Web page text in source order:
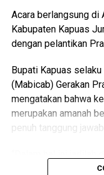
Acara berlangsung di
Kabupaten Kapuas
dengan pelantikan
Bupati Kapuas
(Mabicab) Gerakan
mengatakan bahwa
merupakan amanah
penuh tanggung jawab.
menunjukkan sikap